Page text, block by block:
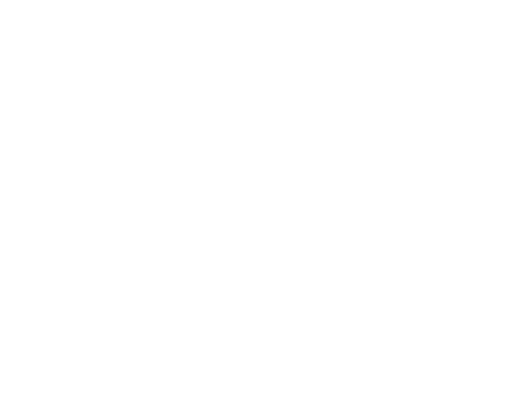
ではありません。
製品に未対応品が
年1月12日よ